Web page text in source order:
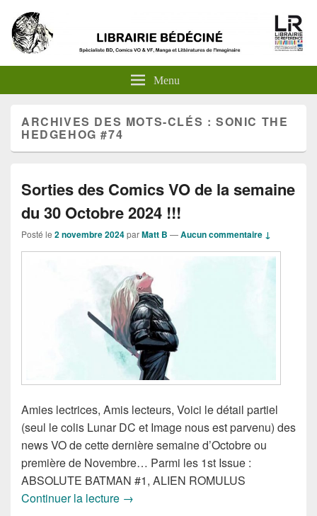
Menu
ARCHIVES DES MOTS-CLÉS :SONIC THE
HEDGEHOG #74
Sorties des Comics VO de la semaine
du 30 Octobre 2024 !!!
Posté le 2 novembre 2024parMatt B —Aucun commentaire ↓
Amies lectrices, Amis lecteurs, Voici le détail partiel
(seul le colis Lunar DC et Image nous est parvenu) des
news VO de cette dernière semaine d’Octobre ou
première de Novembre… Parmi les 1st Issue :
ABSOLUTE BATMAN #1, ALIEN ROMULUS
Continuer la lecture Sorties des Comics VO de la semaine
→